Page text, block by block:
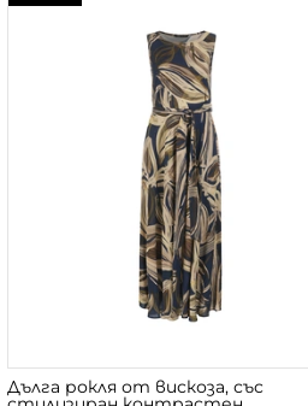
Дълга рокля от вискоза, със